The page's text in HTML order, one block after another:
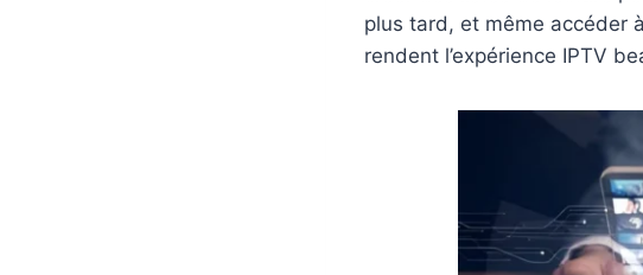
plus tard, et même accéder
rendent l’expérience IPTV